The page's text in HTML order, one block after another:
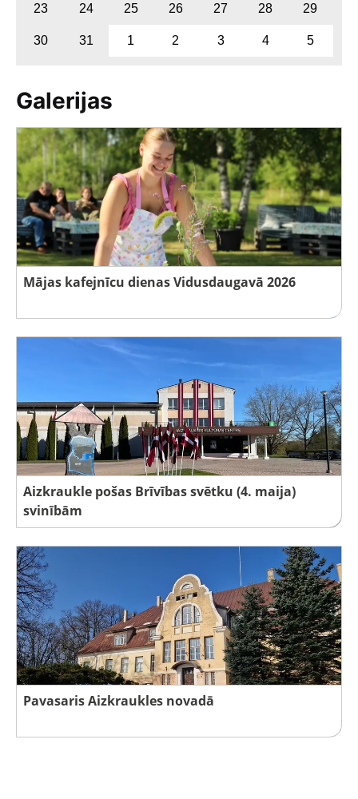
23 24 25 26 27 28 29
30 31 1 2 3 4 5
Galerijas
Mājas kafejnīcu dienas Vidusdaugavā 2026
Aizkraukle pošas Brīvības svētku (4. maija)
svinībām
Pavasaris Aizkraukles novadā